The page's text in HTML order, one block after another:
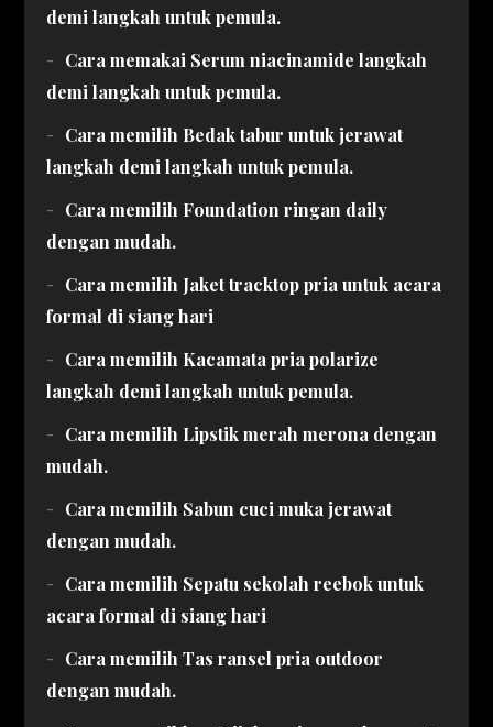
demi langkah untuk pemula.
Cara memakai Serum niacinamide langkah
demi langkah untuk pemula.
Cara memilih Bedak tabur untuk jerawat
langkah demi langkah untuk pemula.
Cara memilih Foundation ringan daily
dengan mudah.
Cara memilih Jaket tracktop pria untuk acara
formal di siang hari
Cara memilih Kacamata pria polarize
langkah demi langkah untuk pemula.
Cara memilih Lipstik merah merona dengan
mudah.
Cara memilih Sabun cuci muka jerawat
dengan mudah.
Cara memilih Sepatu sekolah reebok untuk
acara formal di siang hari
Cara memilih Tas ransel pria outdoor
dengan mudah.